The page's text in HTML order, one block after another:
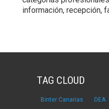
información, recepción,
TAG CLOUD
Binter Canarias DEA